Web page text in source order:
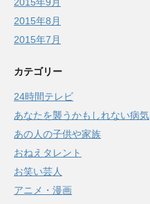
2015年9月
2015年8月
2015年7月
カテゴリー
24時間テレビ
あなたを襲うかもしれない病気
あの人の子供や家族
おねえタレント
お笑い芸人
アニメ・漫画